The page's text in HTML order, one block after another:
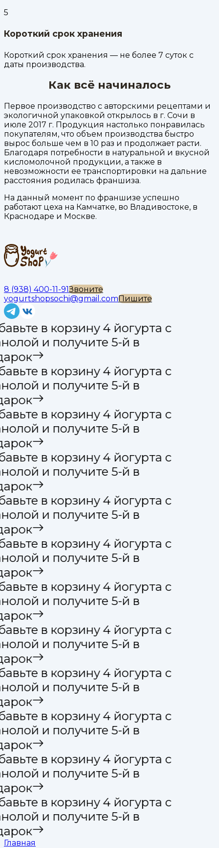
5
Короткий срок хранения
Короткий срок хранения — не более 7 суток с
даты производства.
Как всё начиналось
Первое производство с авторскими рецептами и
экологичной упаковкой открылось в г. Сочи в
июле 2017 г. Продукция настолько понравилась
покупателям, что объем производства быстро
вырос больше чем в 10 раз и продолжает расти.
Благодаря потребности в натуральной и вкусной
кисломолочной продукции, а также в
невозможности ее транспортировки на дальние
расстояния родилась франшиза.
На данный момент по франшизе успешно
работают цеха на Камчатке, во Владивостоке, в
Краснодаре и Москве.
8 (938) 400-11-91Звоните
yogurtshopsochi@gmail.comПишите
в корзину 4 йогурта с
и получите 5-й в
в корзину 4 йогурта с
и получите 5-й в
в корзину 4 йогурта с
и получите 5-й в
в корзину 4 йогурта с
и получите 5-й в
в корзину 4 йогурта с
и получите 5-й в
в корзину 4 йогурта с
и получите 5-й в
в корзину 4 йогурта с
и получите 5-й в
в корзину 4 йогурта с
и получите 5-й в
в корзину 4 йогурта с
и получите 5-й в
в корзину 4 йогурта с
и получите 5-й в
в корзину 4 йогурта с
и получите 5-й в
в корзину 4 йогурта с
и получите 5-й в
Главная